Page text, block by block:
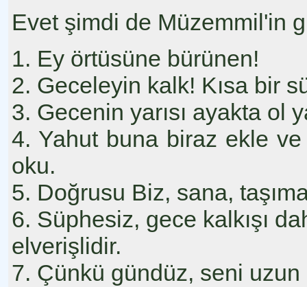
Evet şimdi de Müzemmil'in
1. Ey örtüsüne bürünen!
2. Geceleyin kalk! Kısa bir
3. Gecenin yarısı ayakta ol
4. Yahut buna biraz ekle ve
oku.
5. Doğrusu Biz, sana,
6. Süphesiz, gece kalkışı
elverişlidir.
7. Çünkü gündüz, seni uzun